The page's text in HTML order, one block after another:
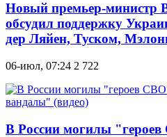
Новый премьер-министр
обсудил поддержку
дер Ляйен, Туском,
06-июл, 07:24 2 722
В России могилы